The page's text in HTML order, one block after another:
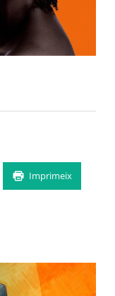
Imprimeix